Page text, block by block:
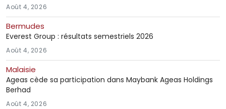
Août 4, 2026
Bermudes
Everest Group : résultats semestriels 2026
Août 4, 2026
Malaisie
Ageas cède sa participation dans Maybank Ageas Holdings
Berhad
Août 4, 2026